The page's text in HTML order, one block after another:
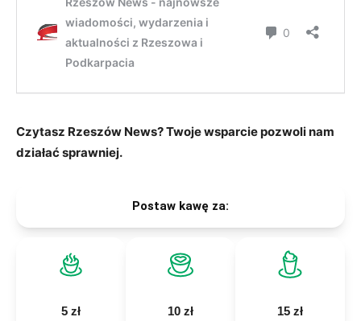
Czytasz Rzeszów News? Twoje wsparcie pozwoli nam
działać sprawniej.
Postaw kawę za:
5 zł 10 zł 15 zł